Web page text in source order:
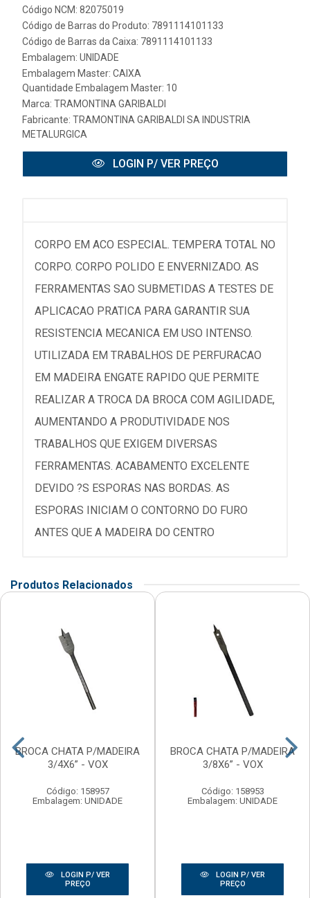
Código NCM: 82075019
Código de Barras do Produto: 7891114101133
Código de Barras da Caixa: 7891114101133
Embalagem: UNIDADE
Embalagem Master: CAIXA
Quantidade Embalagem Master: 10
Marca: TRAMONTINA GARIBALDI
Fabricante: TRAMONTINA GARIBALDI SA INDUSTRIA
METALURGICA
LOGIN P/ VER PREÇO
CORPO EM ACO ESPECIAL. TEMPERA TOTAL NO
CORPO. CORPO POLIDO E ENVERNIZADO. AS
FERRAMENTAS SAO SUBMETIDAS A TESTES DE
APLICACAO PRATICA PARA GARANTIR SUA
RESISTENCIA MECANICA EM USO INTENSO.
UTILIZADA EM TRABALHOS DE PERFURACAO
EM MADEIRA ENGATE RAPIDO QUE PERMITE
REALIZAR A TROCA DA BROCA COM AGILIDADE,
AUMENTANDO A PRODUTIVIDADE NOS
TRABALHOS QUE EXIGEM DIVERSAS
FERRAMENTAS. ACABAMENTO EXCELENTE
DEVIDO ?S ESPORAS NAS BORDAS. AS
ESPORAS INICIAM O CONTORNO DO FURO
ANTES QUE A MADEIRA DO CENTRO
Produtos Relacionados
BROCA CHATA P/MADEIRA
3/4X6” - VOX
Código: 158957
Embalagem: UNIDADE
LOGIN P/ VER
PREÇO
BROCA CHATA P/MADEIRA
3/8X6” - VOX
Código: 158953
Embalagem: UNIDADE
LOGIN P/ VER
PREÇO